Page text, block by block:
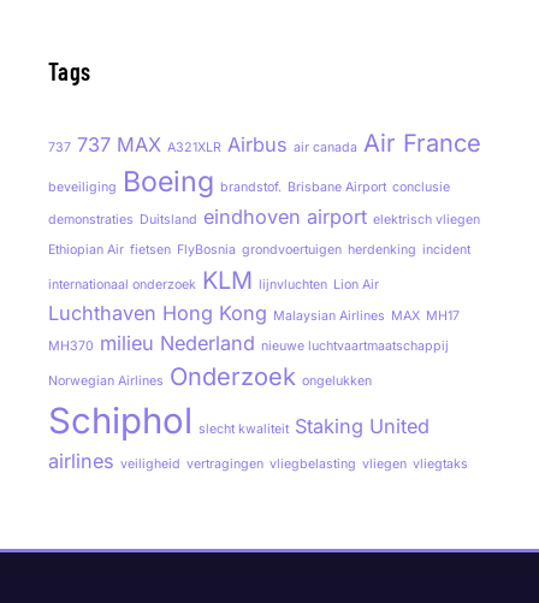
Tags
737 737 MAX A321XLR Airbus air canada Air France
beveiliging Boeing brandstof. Brisbane Airport conclusie
demonstraties Duitsland eindhoven airport elektrisch vliegen
Ethiopian Air fietsen FlyBosnia grondvoertuigen herdenking incident
internationaal onderzoek KLM lijnvluchten Lion Air
Luchthaven Hong Kong Malaysian Airlines MAX MH17
MH370 milieu Nederland nieuwe luchtvaartmaatschappij
Norwegian Airlines Onderzoek ongelukken
Schiphol slecht kwaliteit Staking United
airlines veiligheid vertragingen vliegbelasting vliegen vliegtaks